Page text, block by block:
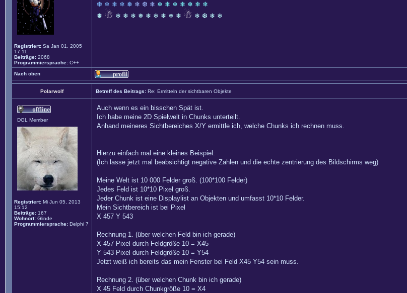
Registriert: Sa Jan 01, 2005
17:11
Beiträge: 2068
Programmiersprache: C++
❆ ❄ ❄ ❄ ❅ ❄ ❆ ❄ ❅ ❄ ❅ ❄ ❅ ❄ ❄
❅ ☃ ❄ ❄ ❄ ❅ ❄ ❄ ❄ ❅ ❄ ☃ ❄ ❆ ❄ ❄
Nach oben
Polarwolf Betreff des Beitrags: Re: Ermitteln der sichtbaren Objekte
DGL Member
Registriert: Mi Jun 05, 2013
15:12
Beiträge: 167
Wohnort: Glinde
Programmiersprache: Delphi 7
Auch wenn es ein bisschen Spät ist.
Ich habe meine 2D Spielwelt in Chunks unterteilt.
Anhand meineres Sichtbereiches X/Y ermittle ich, welche Chunks ich rechnen muss.
Hierzu einfach mal eine kleines Beispiel:
(Ich lasse jetzt mal beabsichtigt negative Zahlen und die echte zentrierung des Bildschirms weg)
Meine Welt ist 10 000 Felder groß. (100*100 Felder)
Jedes Feld ist 10*10 Pixel groß.
Jeder Chunk ist eine Displaylist an Objekten und umfasst 10*10 Felder.
Mein Sichtbereich ist bei Pixel
X 457 Y 543
Rechnung 1. (über welchen Feld bin ich gerade)
X 457 Pixel durch Feldgröße 10 = X45
Y 543 Pixel durch Feldgröße 10 = Y54
Jetzt weiß ich bereits das mein Fenster bei Feld X45 Y54 sein muss.
Rechnung 2. (über welchen Chunk bin ich gerade)
X 45 Feld durch Chunkgröße 10 = X4